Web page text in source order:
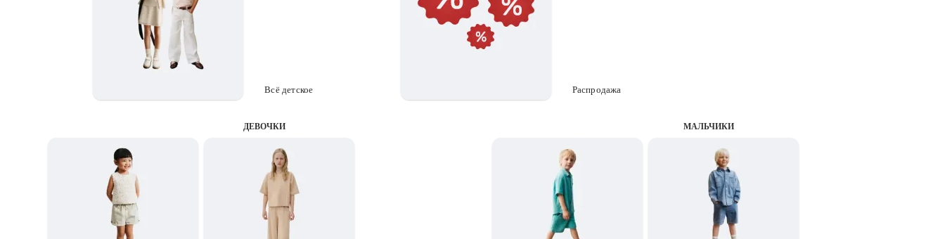
Всё детское Распродажа
ДЕВОЧКИ MАЛЬЧИКИ